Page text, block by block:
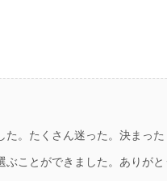
。たくさん迷った。決まった
ことができました。ありがと